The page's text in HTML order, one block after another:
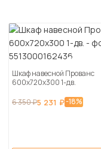
Шкаф навесной Прованс
600х720х300 1-дв.
6 350 ₽5 231 ₽-18%